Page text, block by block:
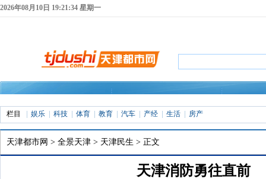
2026年08月10日 19:21:35 星期一
栏目 娱乐 科技 体育 教育 汽车 产经 生活 房产
天津都市网 > 全景天津 > 天津民生 > 正文
天津消防勇往直前